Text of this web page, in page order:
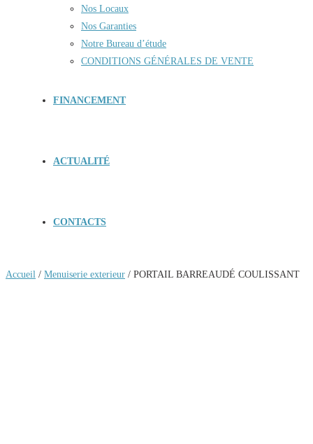
Nos Locaux
Nos Garanties
Notre Bureau d’étude
CONDITIONS GÉNÉRALES DE VENTE
FINANCEMENT
ACTUALITÉ
CONTACTS
Accueil / Menuiserie exterieur / PORTAIL BARREAUDÉ COULISSANT